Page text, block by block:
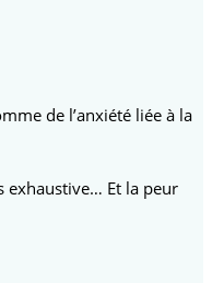
de l’anxiété liée à la
exhaustive… Et la peur